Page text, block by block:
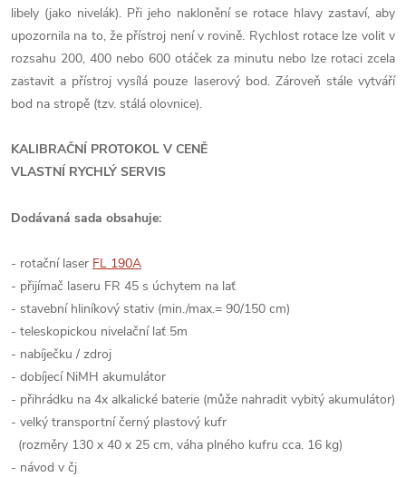
libely (jako nivelák). Při jeho naklonění se rotace hlavy zastaví, aby
upozornila na to, že přístroj není v rovině. Rychlost rotace lze volit v
rozsahu 200, 400 nebo 600 otáček za minutu nebo lze rotaci zcela
zastavit a přístroj vysílá pouze laserový bod. Zároveň stále vytváří
bod na stropě (tzv. stálá olovnice).
KALIBRAČNÍ PROTOKOL V CENĚ
VLASTNÍ RYCHLÝ SERVIS
Dodávaná sada obsahuje:
- rotační laser FL 190A
- přijímač laseru FR 45 s úchytem na lať
- stavební hliníkový stativ (min./max.= 90/150 cm)
- teleskopickou nivelační lať 5m
- nabíječku / zdroj
- dobíjecí NiMH akumulátor
- přihrádku na 4x alkalické baterie (může nahradit vybitý akumulátor)
- velký transportní černý plastový kufr
(rozměry 130 x 40 x 25 cm, váha plného kufru cca. 16 kg)
- návod v čj